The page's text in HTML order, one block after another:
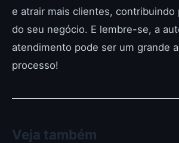
e atrair mais clientes, contribuindo
do seu negócio. E lembre-se, a
atendimento pode ser um grande
processo!
Veja também